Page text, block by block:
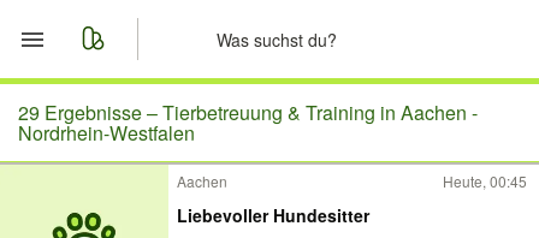
Start
Merkliste
Nachrichten
29 Ergebnisse –Tierbetreuung & Training in Aachen -
Nordrhein-Westfalen
Aachen Heute, 00:45
Liebevoller Hundesitter